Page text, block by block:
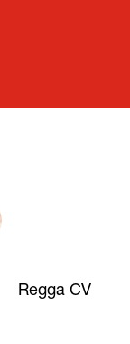
Regga CV